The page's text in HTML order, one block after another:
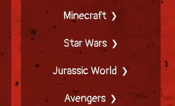
Minecraft
Star Wars
Jurassic World
Avengers